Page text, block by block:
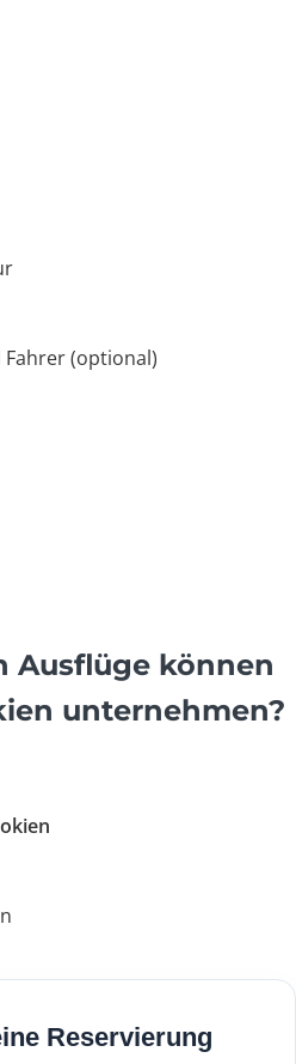
(optional)
Ausflüge können
unternehmen?
Reservierung